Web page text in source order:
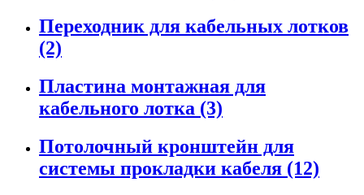
Переходник для кабельных лотков
(2)
Пластина монтажная для
кабельного лотка (3)
Потолочный кронштейн для
системы прокладки кабеля (12)